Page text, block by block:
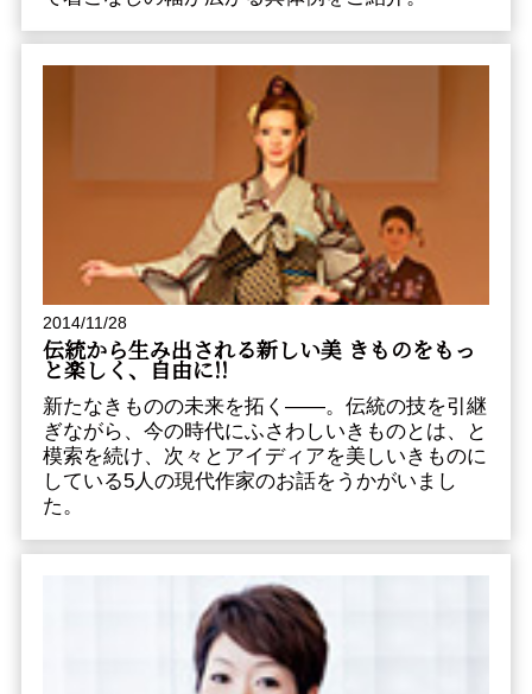
2014/11/28
伝統から生み出される新しい美 きものをもっ
と楽しく、自由に!!
新たなきものの未来を拓く――。伝統の技を引継
ぎながら、今の時代にふさわしいきものとは、と
模索を続け、次々とアイディアを美しいきものに
している5人の現代作家のお話をうかがいまし
た。